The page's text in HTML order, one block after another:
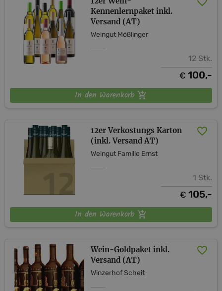
Kennenlernpaket inkl.
Versand (AT)
Weingut Mößlinger
12 Stk.
€ 100,-
In den Warenkorb
12er Verkostungs Karton
(inkl. Versand AT)
Weingut Familie Ernst
1 Stk.
€ 105,-
In den Warenkorb
Wein-Goldpaket inkl.
Versand (AT)
Winzerhof Scheit